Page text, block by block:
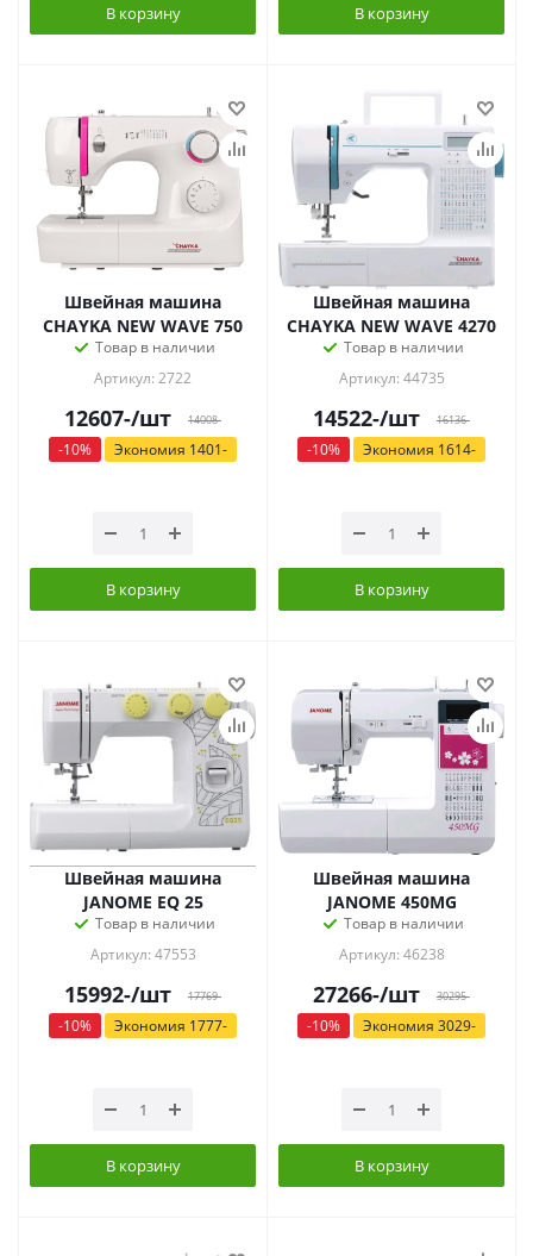
В корзину В корзину
Швейная машина
CHAYKA NEW WAVE 750
Товар в наличии
Артикул: 2722
12607-/шт 14008-
-10% Экономия 1401-
В корзину
Швейная машина
CHAYKA NEW WAVE 4270
Товар в наличии
Артикул: 44735
14522-/шт 16136-
-10% Экономия 1614-
В корзину
Швейная машина
JANOME EQ 25
Товар в наличии
Артикул: 47553
15992-/шт 17769-
-10% Экономия 1777-
В корзину
Швейная машина
JANOME 450MG
Товар в наличии
Артикул: 46238
27266-/шт 30295-
-10% Экономия 3029-
В корзину